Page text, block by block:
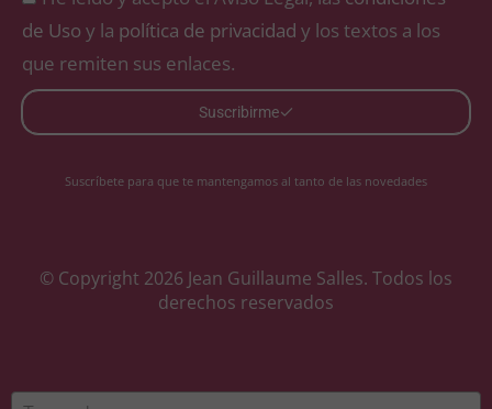
de Uso y la política de privacidad y los textos a los
que remiten sus enlaces.
Suscribirme
Suscríbete para que te mantengamos al tanto de las novedades
© Copyright 2026 Jean Guillaume Salles. Todos los
derechos reservados